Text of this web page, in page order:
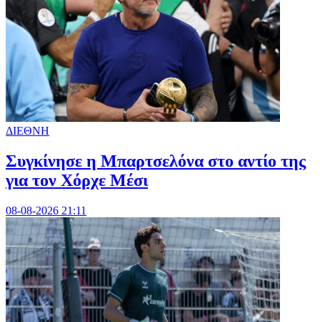
ΔΙΕΘΝΗ
Συγκίνησε η Μπαρτσελόνα στο αντίο της
για τον Χόρχε Μέσι
08-08-2026 21:11